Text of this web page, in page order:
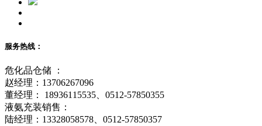
服务热线：
危化品仓储 ：
赵经理：13706267096
董经理： 18936115535、0512-57850355
液氨充装销售：
陆经理：13328058578、0512-57850357